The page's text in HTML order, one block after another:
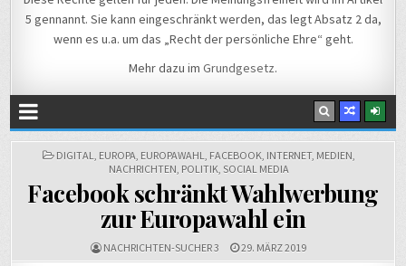
5 gennannt. Sie kann eingeschränkt werden, das legt Absatz 2 da,
wenn es u.a. um das „Recht der persönliche Ehre“ geht.
Mehr dazu im Grundgesetz.
POSTED
DIGITAL, EUROPA, EUROPAWAHL, FACEBOOK, INTERNET, MEDIEN,
NACHRICHTEN, POLITIK, SOCIAL MEDIA
Facebook schränkt Wahlwerbung
zur Europawahl ein
NACHRICHTEN-SUCHER 3 29. MÄRZ 2019